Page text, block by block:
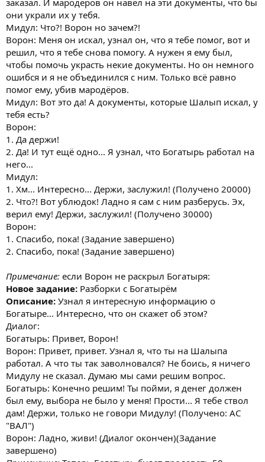
заказал. И мародёров он навёл на эти документы, что бы
они украли их у тебя.
Мидул: Что?! Ворон но зачем?!
Ворон: Меня он искал, узнал он, что я тебе помог, вот и
решил, что я тебе снова помогу. А нужен я ему был,
чтобы помочь украсть некие документы. Но он немного
ошибся и я не объединился с ним. Только всё равно
помог ему, убив мародёров.
Мидул: Вот это да! А документы, которые Шалып искал, у
тебя есть?
Ворон:
1. Да держи!
2. Да! И тут ещё одно... Я узнал, что Богатырь работал на
него...
Мидул:
1. Хм... Интересно... Держи, заслужил! (Получено 20000)
2. Что?! Вот ублюдок! Ладно я сам с ним разберусь. Эх,
верил ему! Держи, заслужил! (Получено 30000)
Ворон:
1. Спасибо, пока! (Задание завершено)
2. Спасибо, пока! (Задание завершено)
Примечание: если Ворон не раскрыл Богатыря:
Новое задание: Разборки с Богатырём
Описание: Узнал я интересную информацию о
Богатыре... Интересно, что он скажет об этом?
Диалог:
Богатырь: Привет, Ворон!
Ворон: Привет, привет. Узнал я, что ты на Шалыпа
работал. А что ты так заволновался? Не боись, я ничего
Мидулу не сказал. Думаю мы сами решим вопрос.
Богатырь: Конечно решим! Ты пойми, я денег должен
был ему, выбора не было у меня! Прости... Я тебе ствол
дам! Держи, только не говори Мидулу! (Получено: АС
"ВАЛ")
Ворон: Ладно, живи! (Диалог окончен)(Задание
завершено)